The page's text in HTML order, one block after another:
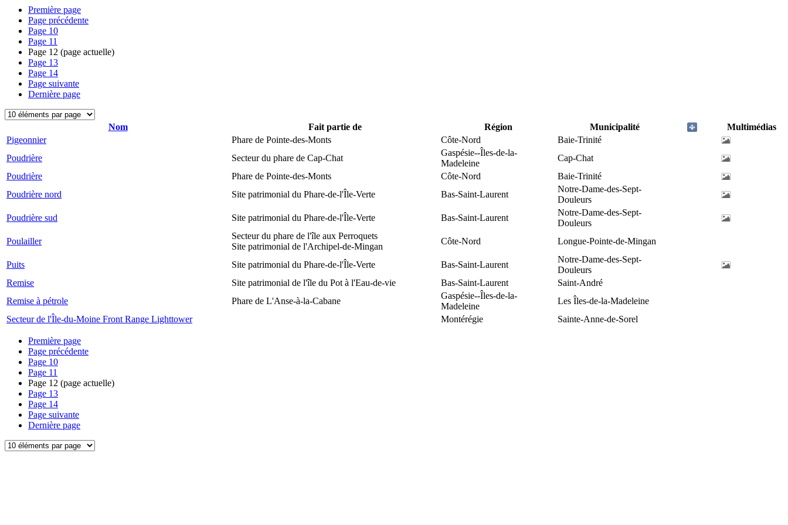
Première page
Page précédente
Page 10
Page 11
Page 12 (page actuelle)
Page 13
Page 14
Page suivante
Dernière page
Nom Fait partie de Région Municipalité
Multimédias
Pigeonnier
Phare de Pointe-des-Monts Côte-Nord
Baie-Trinité
Poudrière
Secteur du phare de Cap-Chat
Gaspésie--Îles-de-la-
Madeleine
Cap-Chat
Poudrière
Phare de Pointe-des-Monts Côte-Nord
Baie-Trinité
Poudrière nord
Site patrimonial du Phare-de-l'Île-Verte Bas-Saint-Laurent
Notre-Dame-des-Sept-
Douleurs
Poudrière sud
Site patrimonial du Phare-de-l'Île-Verte Bas-Saint-Laurent
Notre-Dame-des-Sept-
Douleurs
Poulailler
Secteur du phare de l'île aux Perroquets
Site patrimonial de l'Archipel-de-Mingan
Côte-Nord Longue-Pointe-de-Mingan
Puits Site patrimonial du Phare-de-l'Île-Verte Bas-Saint-Laurent
Notre-Dame-des-Sept-
Douleurs
Remise
Site patrimonial de l'île du Pot à l'Eau-de-vie Bas-Saint-Laurent
Saint-André
Remise à pétrole
Phare de L'Anse-à-la-Cabane
Gaspésie--Îles-de-la-
Madeleine
Les Îles-de-la-Madeleine
Secteur de l'Île-du-Moine Front Range Lighttower
Montérégie Sainte-Anne-de-Sorel
Première page
Page précédente
Page 10
Page 11
Page 12 (page actuelle)
Page 13
Page 14
Page suivante
Dernière page